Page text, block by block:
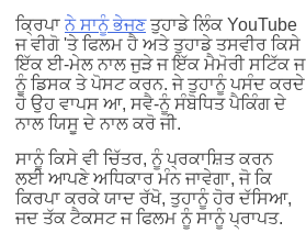
ਕ੍ਰਿਪਾਨੇ ਸਾਨੂੰ ਭੇਜਣਤੁਹਾਡੇ ਲਿੰਕ YouTube
ਜ ਵੀਗੋ 'ਤੇ ਫਿਲਮ ਹੈ ਅਤੇ ਤੁਹਾਡੇ ਤਸਵੀਰ ਕਿਸੇ
ਇੱਕ ਈ-ਮੇਲ ਨਾਲ ਜੁੜੇ ਜ ਇੱਕ ਮੈਮੋਰੀ ਸਟਿੱਕ ਜ
ਨੂੰ ਡਿਸਕ ਤੇ ਪੋਸਟ ਕਰਨ. ਜੇ ਤੁਹਾਨੂੰ ਪਸੰਦ ਕਰਦੇ
ਹੋ ਉਹ ਵਾਪਸ ਆ, ਸਵੈ-ਨੂੰ ਸੰਬੋਧਿਤ ਪੈਕਿੰਗ ਦੇ
ਨਾਲ ਯਿਸੂ ਦੇ ਨਾਲ ਕਰੋ ਜੀ.
ਸਾਨੂੰ ਕਿਸੇ ਵੀ ਚਿੱਤਰ, ਨੂੰ ਪ੍ਰਕਾਸ਼ਿਤ ਕਰਨ
ਲਈ ਆਪਣੇ ਅਧਿਕਾਰ ਮੰਨ ਜਾਵੇਗਾ, ਜੋ ਕਿ
ਕਿਰਪਾ ਕਰਕੇ ਯਾਦ ਰੱਖੋ, ਤੁਹਾਨੂੰ ਹੋਰ ਦੱਸਿਆ,
ਜਦ ਤੱਕ ਟੈਕਸਟ ਜ ਫਿਲਮ ਨੂੰ ਸਾਨੂੰ ਪ੍ਰਾਪਤ.